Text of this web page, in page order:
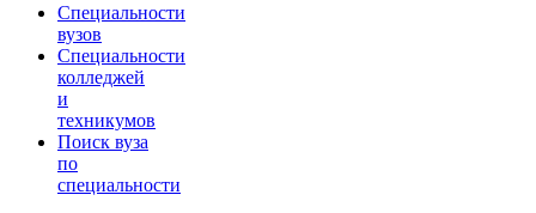
Специальности
вузов
Специальности
колледжей
и
техникумов
Поиск вуза
по
специальности